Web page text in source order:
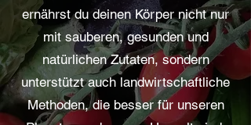
ernährst du deinen Körper nicht nur
mit sauberen, gesunden und
natürlichen Zutaten, sondern
unterstützt auch landwirtschaftliche
Methoden, die besser für unseren